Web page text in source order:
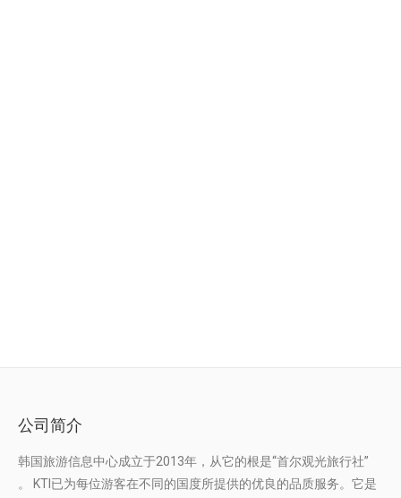
公司简介
韩国旅游信息中心成立于2013年，从它的根是“首尔观光旅行社”
。 KTI已为每位游客在不同的国度所提供的优良的品质服务。它是